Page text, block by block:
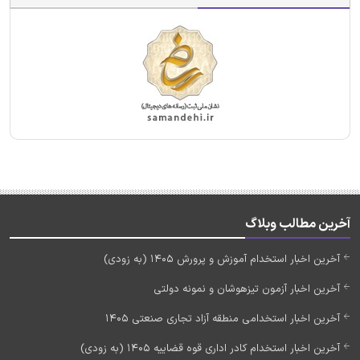
آخرین مطالب وبلاگ
آخرین اخبار استخدام آموزش و پرورش 1405 (به زودی)
آخرین اخبار آزمون تیزهوشان و نمونه دولتی
آخرین اخبار استخدامی منطقه آزاد تجاری صنعتی 1405
آخرین اخبار استخدام کادر اداری قوه قضاییه 1405 (به زودی)